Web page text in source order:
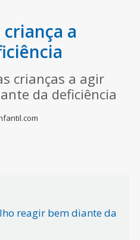
a
crianças a agir
da deficiência
reagir bem diante da